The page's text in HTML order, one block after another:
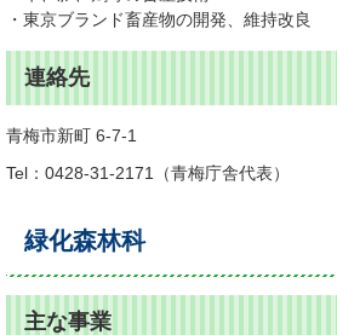
・東京ブランド畜産物の開発、維持改良
連絡先
青梅市新町 6-7-1
Tel：0428-31-2171
青梅庁舎代表
緑化森林科
主な事業